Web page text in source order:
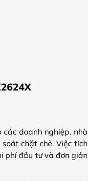
doanh nghiệp, nhà
chặt chẽ. Việc tích
phí đầu tư và đơn giản